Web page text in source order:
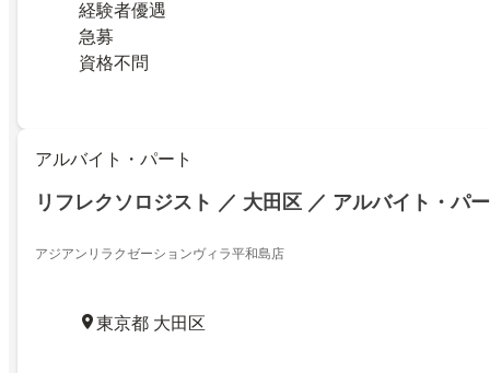
経験者優遇
急募
資格不問
アルバイト・パート
リフレクソロジスト ／ 大田区 ／ アルバイト・パ
アジアンリラクゼーションヴィラ平和島店
東京都 大田区